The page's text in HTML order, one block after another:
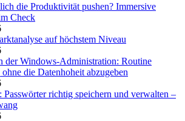
die Produktivität pushen? Immersive
Check
auf höchstem Niveau
der Windows-Administration: Routine
die Datenhoheit abzugeben
richtig speichern und verwalten –